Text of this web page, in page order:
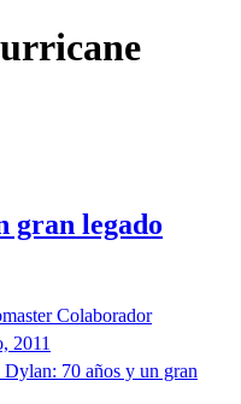
gran legado
Colaborador
2011
70 años y un gran